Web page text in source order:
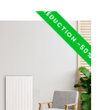
RÉDUCTION -50%